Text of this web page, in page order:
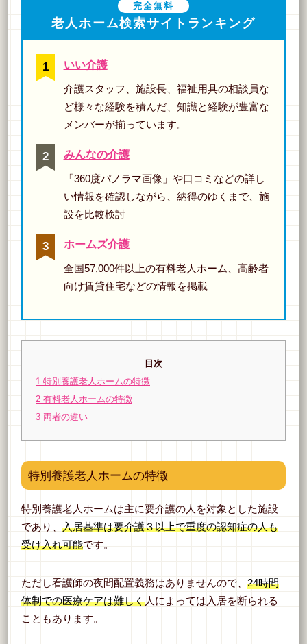
完全無料
老人ホーム検索サイトランキング
いい介護
介護スタッフ、施設長、福祉用具の相談員な
ど様々な経験を積んだ、知識と経験が豊富な
メンバーが揃っています。
みんなの介護
「360度パノラマ画像」や口コミなどの詳し
い情報を確認しながら、納得のゆくまで、施
設を比較検討
ホームズ介護
全国57,000件以上の有料老人ホーム、高齢者
向け賃貸住宅などの情報を掲載
目次
1 特別養護老人ホームの特徴
2 有料老人ホームの特徴
3 両者の違い
特別養護老人ホームの特徴
特別養護老人ホームは主に要介護の人を対象とした施設
であり、入居基準は要介護３以上で重度の認知症の人も
受け入れ可能です。
ただし看護師の夜間配置義務はありませんので、24時間
体制での医療ケアは難しく人によっては入居を断られる
こともあります。